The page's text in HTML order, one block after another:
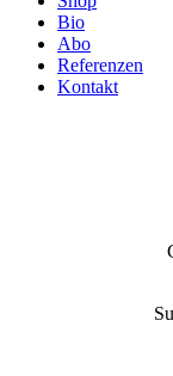
Bio
Abo
Referenzen
Kontakt